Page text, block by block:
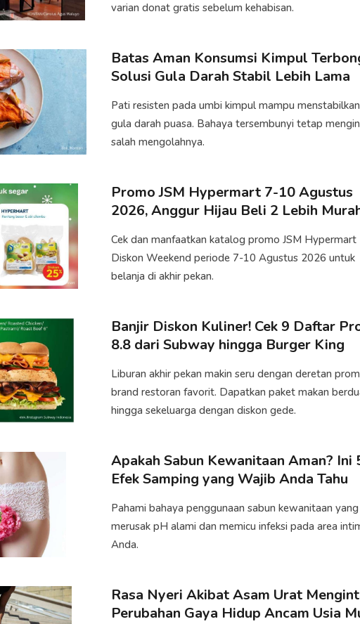
varian donat gratis sebelum kehabisan.
Batas Aman Konsumsi Kimpul
Solusi Gula Darah Stabil Lebih Lama
Pati resisten pada umbi kimpul mampu
gula darah puasa. Bahaya tersembunyi tetap
salah mengolahnya.
Promo JSM Hypermart 7-10 Agustus
2026, Anggur Hijau Beli 2 Lebih
Cek dan manfaatkan katalog promo JSM Hypermart
Diskon Weekend periode 7-10 Agustus 2026 untuk
belanja di akhir pekan.
Banjir Diskon Kuliner! Cek 9 Daftar
8.8 dari Subway hingga Burger King
Liburan akhir pekan makin seru dengan deretan
brand restoran favorit. Dapatkan paket makan
hingga sekeluarga dengan diskon gede.
Apakah Sabun Kewanitaan Aman? Ini
Efek Samping yang Wajib Anda Tahu
Pahami bahaya penggunaan sabun kewanitaan
merusak pH alami dan memicu infeksi pada area
Anda.
Rasa Nyeri Akibat Asam Urat
Perubahan Gaya Hidup Ancam Usia